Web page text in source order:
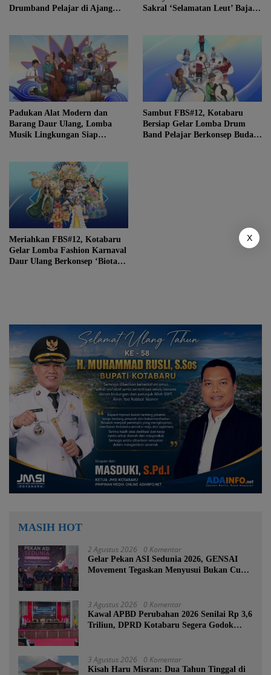
Drumband Pelajar di Ajang
Sakral ‘Selamatan Leut’ Bajau
Padukan Alat Modern dan
Barang Daur Ulang, Lomba
Musik Lingkungan Siap
Sambut FBS#12, Kotabaru
Bersiap Gelar Lomba Drum
Band Pelajar Berkonsep Budaya
Meriahkan FBS#12, Kotabaru
Gelar Lomba Fashion Karnaval
Daur Ulang Berkonsep ‘Biota
MASIH HOT
2 Agustus 2026 0 Komentar
Gelar Pekan ASI Sedunia 2026, GENSAI
Movement Tegaskan Menyusui Bukan Cuma
3 Agustus 2026 0 Komentar
Kawal APBD Perubahan 2026 Senilai Rp 3,6
Triliun, DPRD Kotabaru Segera Godok
3 Agustus 2026 0 Komentar
Kisah Haru Misran: Dua Tahun Tinggal di
X